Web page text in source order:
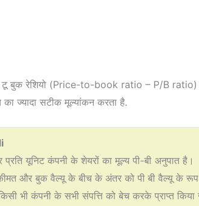
टू बुक रेशियो (Price-to-book ratio – P/B ratio)
ज्यादा सटीक मूल्यांकन करता है.
यूनिट कंपनी के शेयरों का मूल्य पी-बी अनुपात है।
और बुक वैल्यू के बीच के अंतर को पी बी वैल्यू के रूप
भी कंपनी के सभी संपत्ति को बेच करके प्राप्त किया